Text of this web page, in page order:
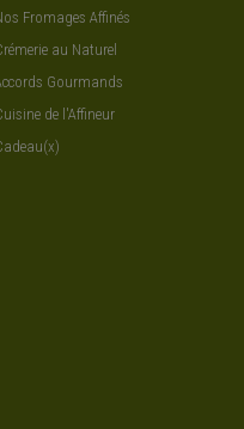
Fromages Affinés
au Naturel
Gourmands
de l'Affineur